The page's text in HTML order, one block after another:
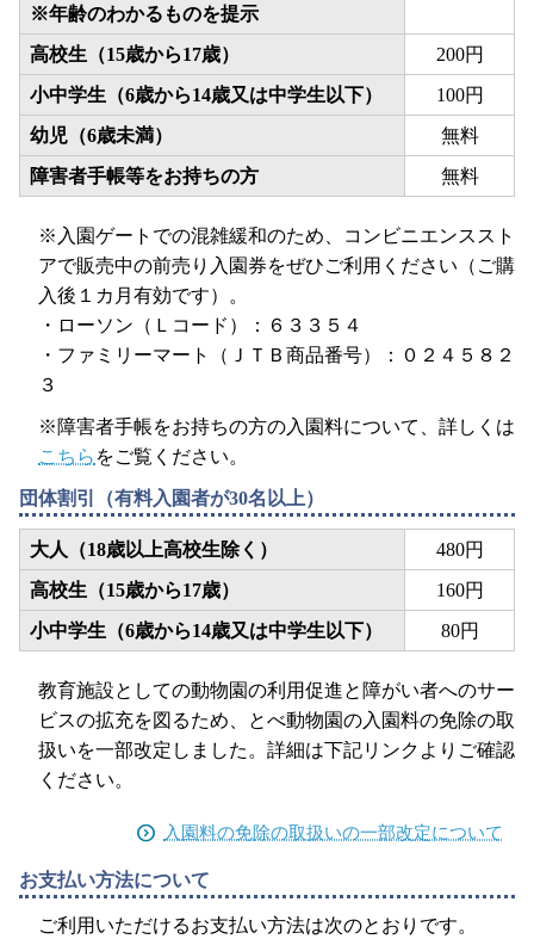
※年齢のわかるものを提示
高校生 （15歳から17歳）
200円
小中学生 （6歳から14歳又は中学生以下）
100円
幼児 （6歳未満）
無料
障害者手帳等をお持ちの方
無料
※入園ゲートでの混雑緩和のため、コンビニエンススト
アで販売中の前売り入園券をぜひご利用ください（ご購
入後１カ月有効です）。
・ローソン（Ｌコード）：６３３５４
・ファミリーマート（ＪＴＢ商品番号）：０２４５８２
３
※障害者手帳をお持ちの方の入園料について、詳しくは
こちら をご覧ください。
団体割引（有料入園者が30名以上）
大人 （18歳以上高校生除く）
480円
高校生 （15歳から17歳）
160円
小中学生 （6歳から14歳又は中学生以下） 80円
教育施設としての動物園の利用促進と障がい者へのサー
ビスの拡充を図るため、とべ動物園の入園料の免除の取
扱いを一部改定しました。詳細は下記リンクよりご確認
ください。
入園料の免除の取扱いの一部改定について
お支払い方法について
ご利用いただけるお支払い方法は次のとおりです。